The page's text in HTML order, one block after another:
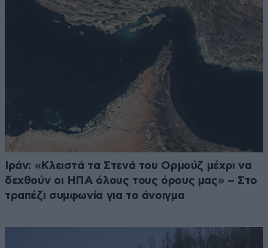
Ιράν: «Κλειστά τα Στενά του Ορμούζ μέχρι να
δεχθούν οι ΗΠΑ όλους τους όρους μας» – Στο
τραπέζι συμφωνία για το άνοιγμα